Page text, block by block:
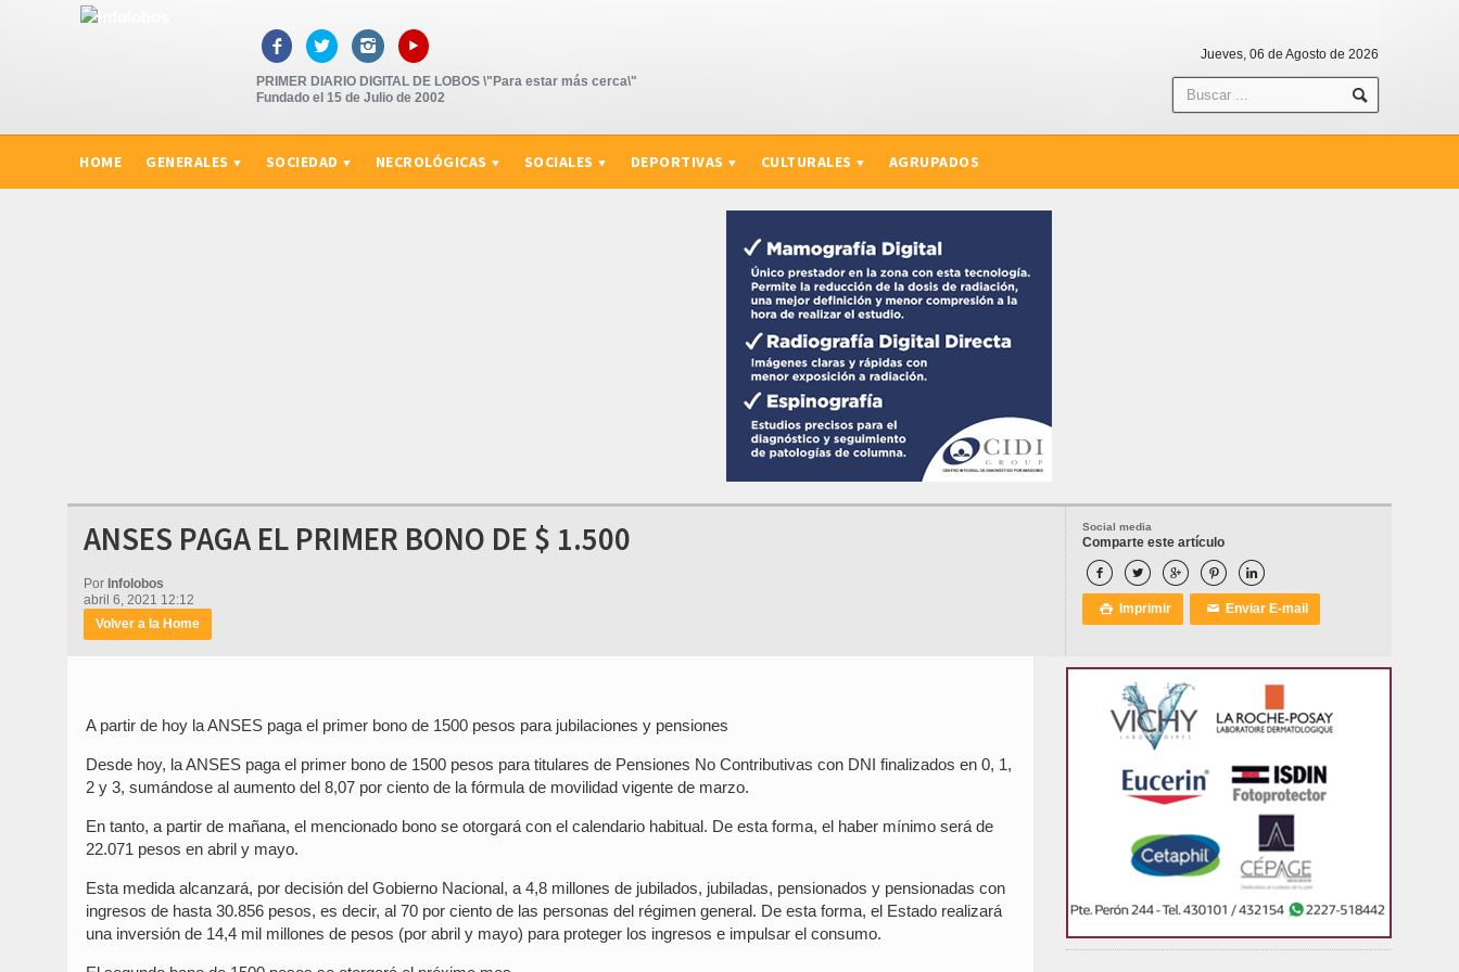
   ▸
PRIMER DIARIO DIGITAL DE LOBOS \"Para estar más cerca\"
Fundado el 15 de Julio de 2002
Jueves, 06 de Agosto de 2026
HOME GENERALES SOCIEDAD NECROLÓGICAS SOCIALES DEPORTIVAS CULTURALES AGRUPADOS
Social media
Comparte este artículo
    
 Imprimir ✉ Enviar E-mail
ANSES PAGA EL PRIMER BONO DE $ 1.500
Por Infolobos
abril 6, 2021 12:12
Volver a la Home
A partir de hoy la ANSES paga el primer bono de 1500 pesos para jubilaciones y pensiones
Desde hoy, la ANSES paga el primer bono de 1500 pesos para titulares de Pensiones No Contributivas con DNI finalizados en 0, 1,
2 y 3, sumándose al aumento del 8,07 por ciento de la fórmula de movilidad vigente de marzo.
En tanto, a partir de mañana, el mencionado bono se otorgará con el calendario habitual. De esta forma, el haber mínimo será de
22.071 pesos en abril y mayo.
Esta medida alcanzará, por decisión del Gobierno Nacional, a 4,8 millones de jubilados, jubiladas, pensionados y pensionadas con
ingresos de hasta 30.856 pesos, es decir, al 70 por ciento de las personas del régimen general. De esta forma, el Estado realizará
una inversión de 14,4 mil millones de pesos (por abril y mayo) para proteger los ingresos e impulsar el consumo.